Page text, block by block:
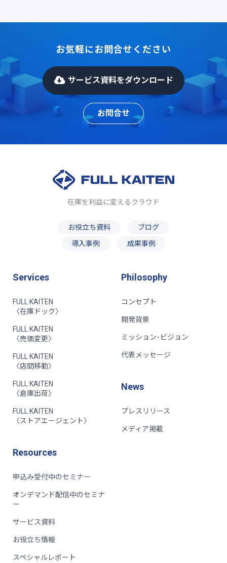
お気軽にお問合せください
サービス資料をダウンロード
お問合せ
在庫を利益に変えるクラウド
お役立ち資料
ブログ
導入事例
成果事例
Services
FULL KAITEN
〈在庫ドック〉
FULL KAITEN
〈売価変更〉
FULL KAITEN
〈店間移動〉
FULL KAITEN
〈倉庫出荷〉
FULL KAITEN
〈ストアエージェント〉
Philosophy
コンセプト
開発背景
ミッション･ビジョン
代表メッセージ
News
プレスリリース
メディア掲載
Resources
申込み受付中のセミナー
オンデマンド配信中のセミナ
ー
サービス資料
お役立ち情報
スペシャルレポート